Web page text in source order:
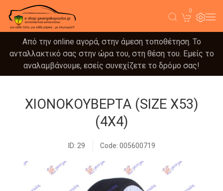
0
Από την online αγορά, στην άμεση τοποθέτηση. Το
ανταλλακτικό σας στην ώρα του, στη θέση του. Εμείς το
αναλαμβάνουμε, εσείς συνεχίζετε το δρόμο σας!
ΧΙΟΝΟΚΟΥΒΕΡΤΑ (SIZE X53)
(4X4)
ID: 29 Code: 005600719